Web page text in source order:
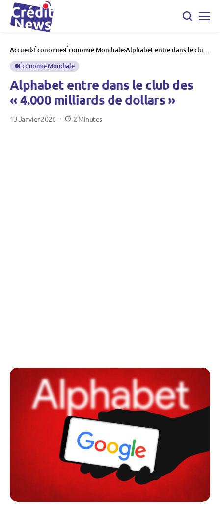
Accueil Économie Économie Mondiale Alphabet entre dans le club
des « 4.000 milliards de
Économie Mondiale
Alphabet entre dans le club des
« 4.000 milliards de dollars »
13 Janvier 2026 2 Minutes